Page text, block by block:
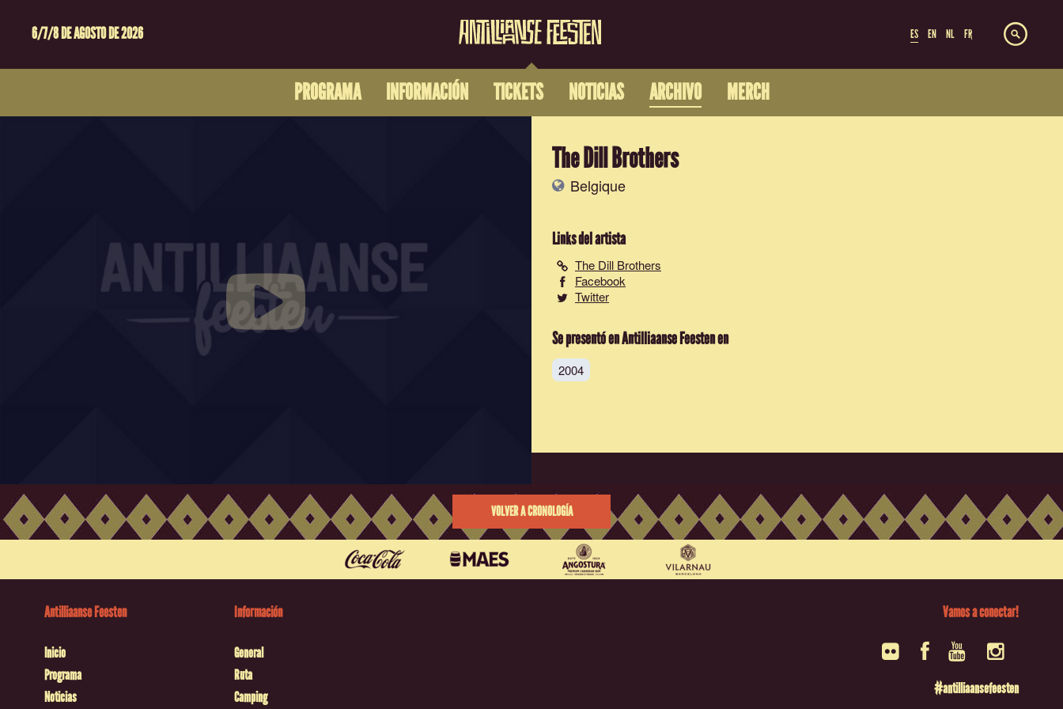
6/7/8 DE AGOSTO DE 2026 ES EN NL FR
PROGRAMA INFORMACIÓN TICKETS NOTICIAS ARCHIVO MERCH
The Dill Brothers
Belgique
Links del artista
The Dill Brothers
Facebook
Twitter
Se presentó en Antilliaanse Feesten en
2004
VOLVER A CRONOLOGÍA
Antilliaanse Feesten
Inicio
Programa
Noticias
Información
General
Ruta
Camping
Vamos a conectar!
#antilliaansefeesten